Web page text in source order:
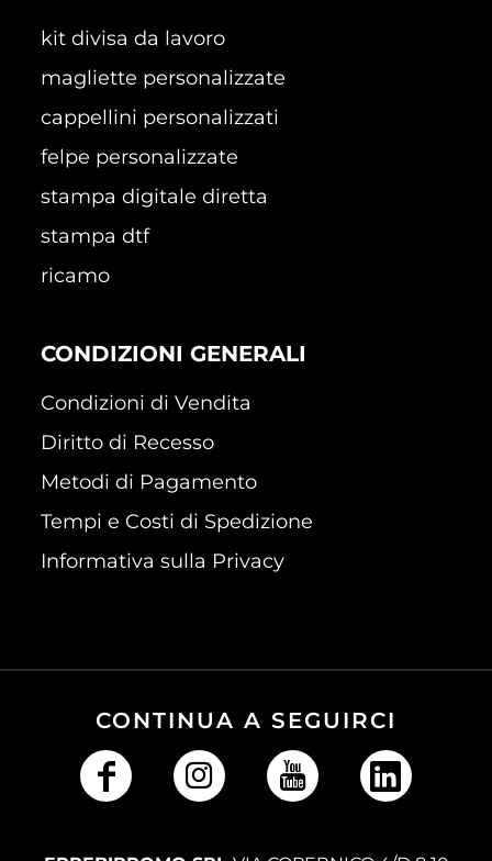
kit divisa da lavoro
magliette personalizzate
cappellini personalizzati
felpe personalizzate
stampa digitale diretta
stampa dtf
ricamo
CONDIZIONI GENERALI
Condizioni di Vendita
Diritto di Recesso
Metodi di Pagamento
Tempi e Costi di Spedizione
Informativa sulla Privacy
CONTINUA A SEGUIRCI